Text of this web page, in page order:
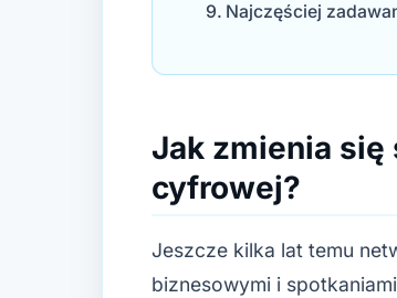
Najczęściej
Jak zmienia
cyfrowej?
Jeszcze kilka lat temu
biznesowymi i